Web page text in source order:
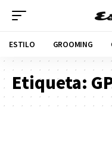
ESTILO GROOMING
Etiqueta: